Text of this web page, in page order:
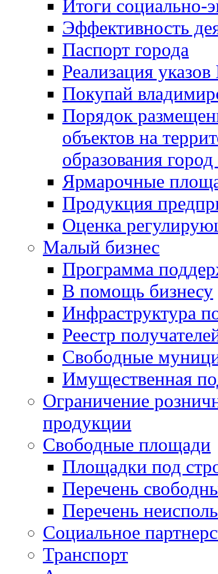
Итоги социально-
Эффективность
Паспорт города
Реализация
Покупай
Порядок
объектов на
образования
Ярмарочные
Продукция
Оценка
Малый бизнес
Программа
В помощь бизнесу
Инфраструктура
Реестр
Свободные
Имущественная
Ограничение
продукции
Свободные площади
Площадки под
Перечень
Перечень
Социальное
Транспорт